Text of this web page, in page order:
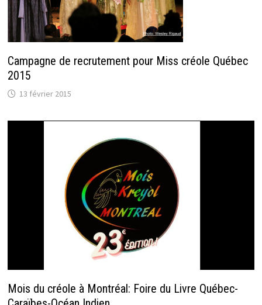
Campagne de recrutement pour Miss créole Québec
2015
13 février 2015
Mois du créole à Montréal: Foire du Livre Québec-